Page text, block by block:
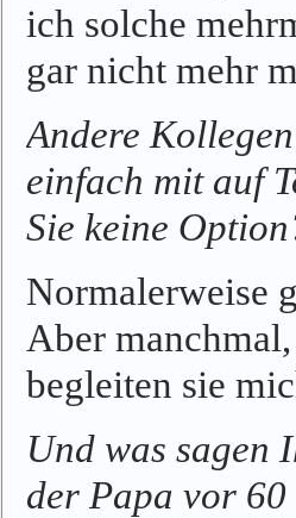
ich solche
gar nicht mehr
Andere
einfach mit auf
Sie keine
Normalerweise
Aber
begleiten sie
Und was sagen
der Papa vor